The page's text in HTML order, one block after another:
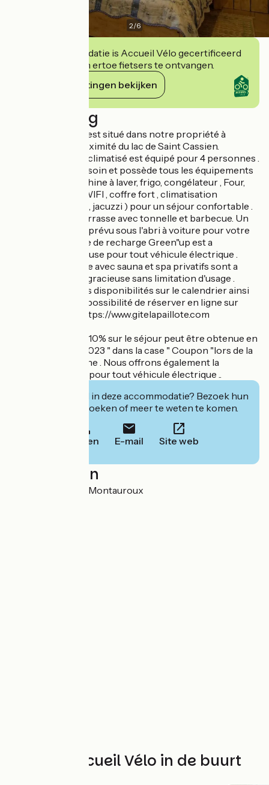
2/6
Deze accommodatie is Accueil Vélo gecertificeerd
en verbindt zich ertoe fietsers te ontvangen.
Haar verplichtingen bekijken
Beschrijving
Le Gite la Paillote est situé dans notre propriété à
Montauroux à proximité du lac de Saint Cassien.
Cet appartement climatisé est équipé pour 4 personnes .
Il est décoré avec soin et possède tous les équipements
nécessaires (Machine à laver, frigo, congélateur , Four,
Micro-onde, TV, WIFI , coffre fort , climatisation
réversible , Sauna , jacuzzi ) pour un séjour confortable .
Il dispose d'une terrasse avec tonnelle et barbecue. Un
emplacement est prévu sous l'abri à voiture pour votre
véhicule. une prise de recharge Green"up est a
disposition gracieuse pour tout véhicule électrique .
Un espace détente avec sauna et spa privatifs sont a
votre disposition gracieuse sans limitation d'usage .
Vous trouverez les disponibilités sur le calendrier ainsi
que les tarifs et la possibilité de réserver en ligne sur
notre site web : https://www.gitelapaillote.com
Une réduction de 10% sur le séjour peut être obtenue en
tapant " Mimosa 2023 " dans la case " Coupon "lors de la
réservation en ligne . Nous offrons également la
recharge gratuite pour tout véhicule électrique ..
Geïnteresseerd in deze accommodatie? Bezoek hun
website om te boeken of meer te weten te komen.
Bellen E-mail Site web
Localisation
1911 RD 37 83440 Montauroux
Andere Accueil Vélo in de buurt